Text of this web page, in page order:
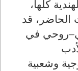
كلها،
الحاضر، قد
في
وشعبية